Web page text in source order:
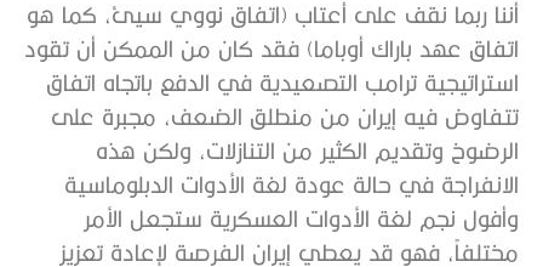
أننا ربما نقف على أعتاب (اتفاق نووي سيئ، كما هو
اتفاق عهد باراك أوباما) فقد كان من الممكن أن تقود
استراتيجية ترامب التصعيدية في الدفع باتجاه اتفاق
تتفاوض فيه إيران من منطلق الضعف، مجبرة على
الرضوخ وتقديم الكثير من التنازلات، ولكن هذه
الانفراجة في حالة عودة لغة الأدوات الدبلوماسية
وأفول نجم لغة الأدوات العسكرية ستجعل الأمر
مختلفاً، فهو قد يعطي إيران الفرصة لإعادة تعزيز